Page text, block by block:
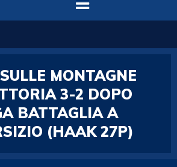
MONTAGNE
3-2 DOPO
BATTAGLIA A
(HAAK 27P)